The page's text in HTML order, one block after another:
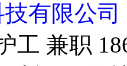
有限公司
工 兼职